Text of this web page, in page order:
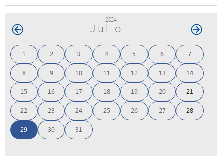
2024
Julio
1 2 3 4 5 6 7
8 9 10 11 12 13 14
15 16 17 18 19 20 21
22 23 24 25 26 27 28
29 30 31